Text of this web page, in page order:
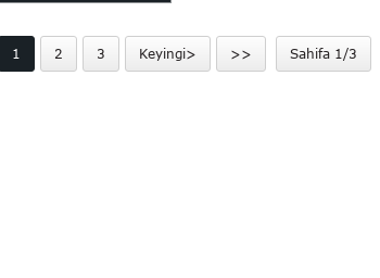
QOG'OZ
QO'G'OG'OG'OG'OG'OG'I
1 2 3 Keyingi> >> Sahifa 1/3